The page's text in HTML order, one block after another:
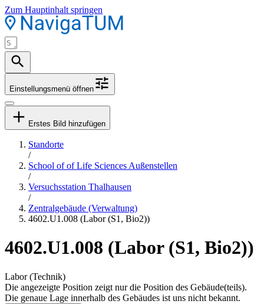
Zum Hauptinhalt springen
Einstellungsmenü öffnen
Erstes Bild hinzufügen
Standorte
/
School of of Life Sciences Außenstellen
/
Versuchsstation Thalhausen
/
Zentralgebäude (Verwaltung)
4602.U1.008 (Labor (S1, Bio2))
4602.U1.008 (Labor (S1, Bio2))
Labor (Technik)
Die angezeigte Position zeigt nur die Position des Gebäude(teils).
Die genaue Lage innerhalb des Gebäudes ist uns nicht bekannt.